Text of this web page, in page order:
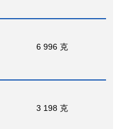
6 996 克
3 198 克